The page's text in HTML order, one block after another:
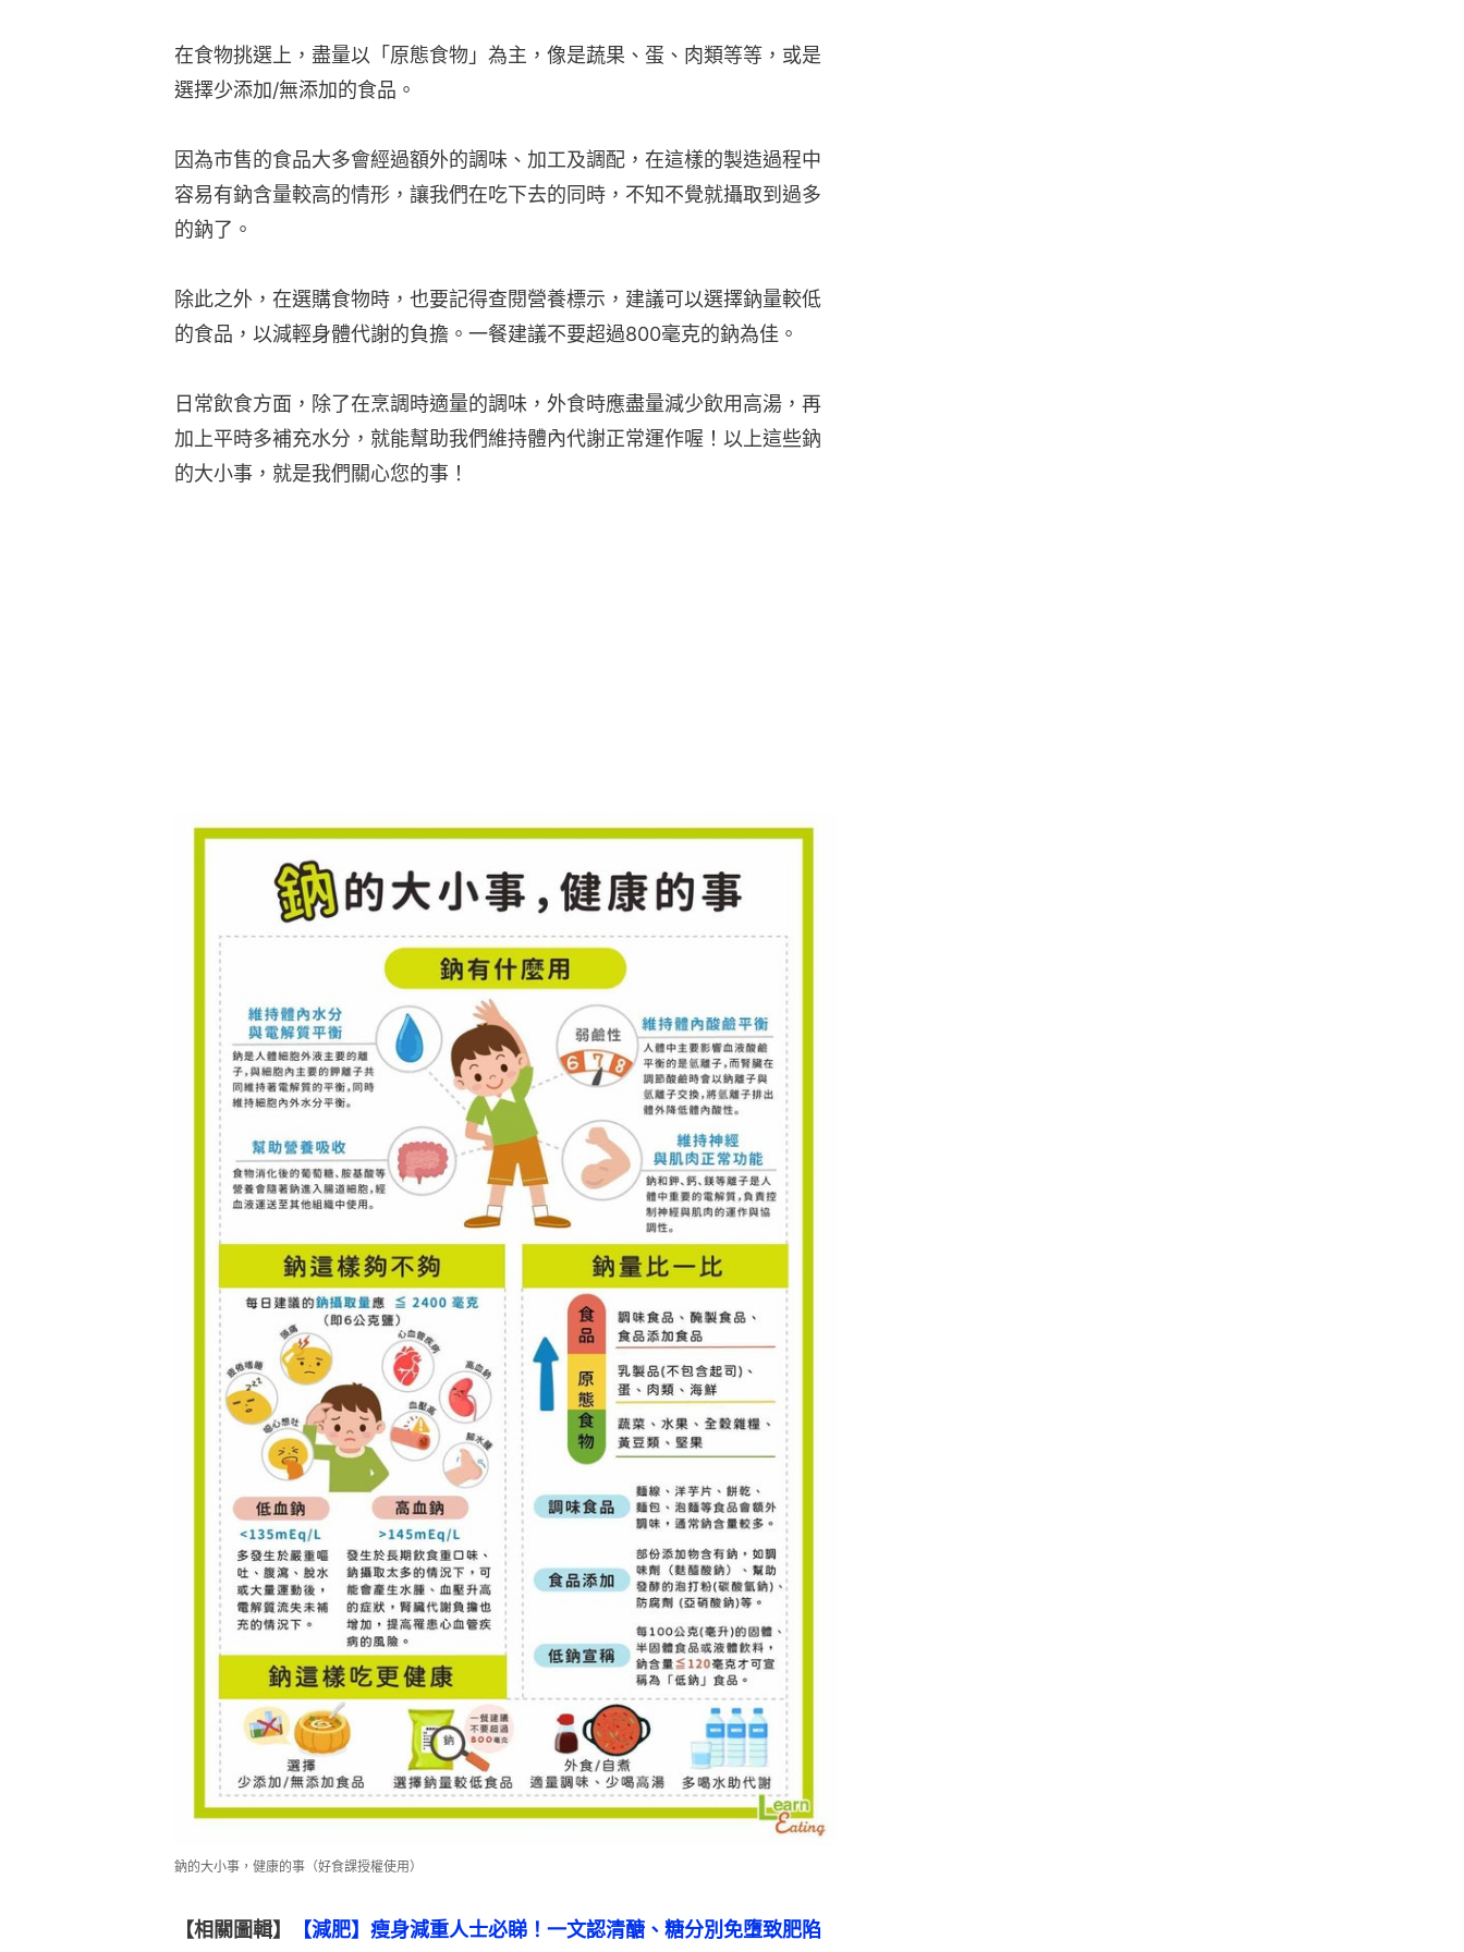
在食物挑選上，盡量以「原態食物」為主，像是蔬果、蛋、肉類等等，或是
選擇少添加/無添加的食品。
因為市售的食品大多會經過額外的調味、加工及調配，在這樣的製造過程中
容易有鈉含量較高的情形，讓我們在吃下去的同時，不知不覺就攝取到過多
的鈉了。
除此之外，在選購食物時，也要記得查閱營養標示，建議可以選擇鈉量較低
的食品，以減輕身體代謝的負擔。一餐建議不要超過800毫克的鈉為佳。
日常飲食方面，除了在烹調時適量的調味，外食時應盡量減少飲用高湯，再
加上平時多補充水分，就能幫助我們維持體內代謝正常運作喔！以上這些鈉
的大小事，就是我們關心您的事！
鈉的大小事，健康的事（好食課授權使用）
【相關圖輯】 【減肥】瘦身減重人士必睇！一文認清醣、糖分別免墮致肥陷